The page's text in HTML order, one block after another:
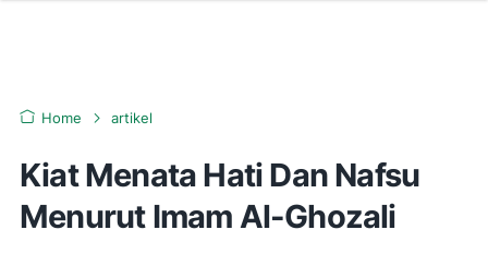
Home artikel
Kiat Menata Hati Dan Nafsu
Menurut Imam Al-Ghozali